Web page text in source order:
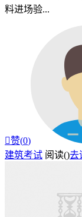
料进场验...
赞(0)
建筑考试 阅读()去